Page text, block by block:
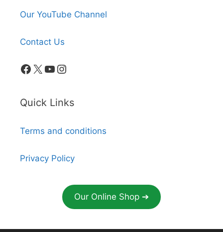
Our YouTube Channel
Contact Us
Facebook
X YouTube
Instagram
Quick Links
Terms and conditions
Privacy Policy
Our Online Shop ➔